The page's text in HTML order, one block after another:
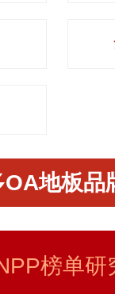
OA地板品
榜单